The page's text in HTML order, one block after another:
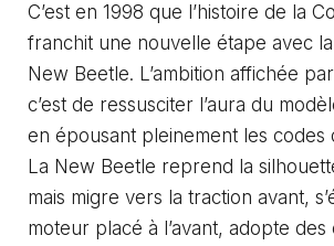
C’est en 1998 que l’histoire de la
franchit une nouvelle étape avec
New Beetle. L’ambition affichée
c’est de ressusciter l’aura du
en épousant pleinement les codes
La New Beetle reprend la
mais migre vers la traction avant,
moteur placé à l’avant, adopte des